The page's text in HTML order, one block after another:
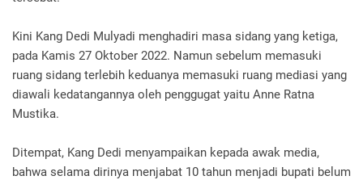
Kini Kang Dedi Mulyadi menghadiri masa sidang yang ketiga,
pada Kamis 27 Oktober 2022. Namun sebelum memasuki
ruang sidang terlebih keduanya memasuki ruang mediasi yang
diawali kedatangannya oleh penggugat yaitu Anne Ratna
Mustika.
Ditempat, Kang Dedi menyampaikan kepada awak media,
bahwa selama dirinya menjabat 10 tahun menjadi bupati belum